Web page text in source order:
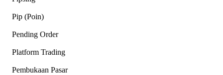
Pip (Poin)
Pending Order
Platform Trading
Pembukaan Pasar